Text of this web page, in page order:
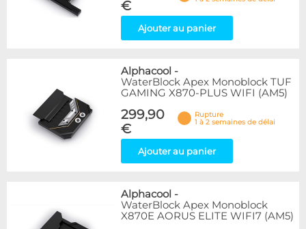
€
Ajouter au panier
Alphacool -
WaterBlock Apex Monoblock TUF
GAMING X870-PLUS WIFI (AM5)
299,90
€
Rupture
1 à 2 semaines de délai
Ajouter au panier
Alphacool -
WaterBlock Apex Monoblock
X870E AORUS ELITE WIFI7 (AM5)